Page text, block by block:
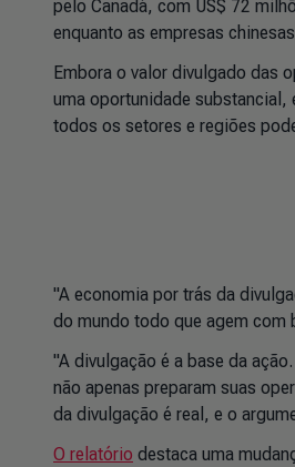
pelo Canadá, com US$ 72
enquanto as empresas
Embora o valor divulgado das
uma oportunidade substancial,
todos os setores e regiões
"A economia por trás da
do mundo todo que agem com
"A divulgação é a base da
não apenas preparam suas
da divulgação é real, e o
O relatório destaca uma